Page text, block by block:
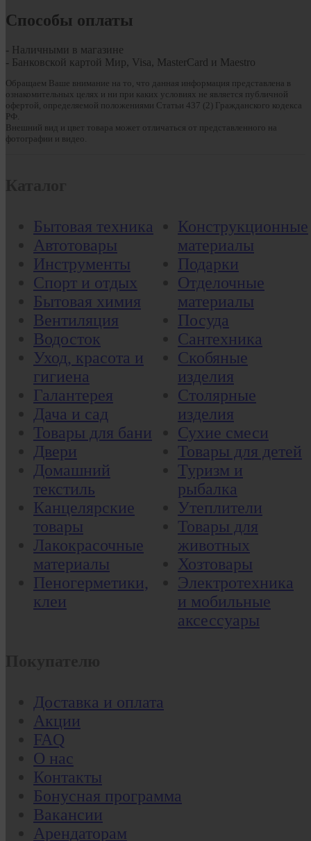
Способы оплаты
- Наличными в магазине
- Банковской картой Мир, Visa, MasterCard и Maestro
Обращаем Ваше внимание на то, что данная информация представлена в
ознакомительных целях и ни при каких условиях не является публичной
офертой, определяемой положениями Статьи 437 (2) Гражданского кодекса
РФ.
Внешний вид и цвет товара может отличаться от представленного на
фотографии и видео.
Бытовая техника
Автотовары
Инструменты
Спорт и отдых
Бытовая химия
Вентиляция
Водосток
Уход, красота и
гигиена
Галантерея
Дача и сад
Товары для бани
Двери
Домашний
текстиль
Канцелярские
товары
Лакокрасочные
материалы
Пеногерметики,
клеи
Конструкционные
материалы
Подарки
Отделочные
материалы
Посуда
Сантехника
Скобяные
изделия
Столярные
изделия
Сухие смеси
Товары для детей
Туризм и
рыбалка
Утеплители
Товары для
животных
Хозтовары
Электротехника
и мобильные
аксессуары
Доставка и оплата
Акции
FAQ
О нас
Контакты
Бонусная программа
Вакансии
Арендаторам